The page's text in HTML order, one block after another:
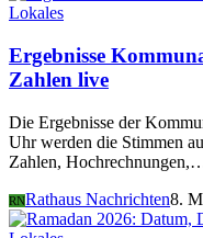
Lokales
Ergebnisse
Zahlen live
Die Ergebnisse der
Uhr werden die Stimmen
Zahlen,
RNRathaus Nachrichten8.